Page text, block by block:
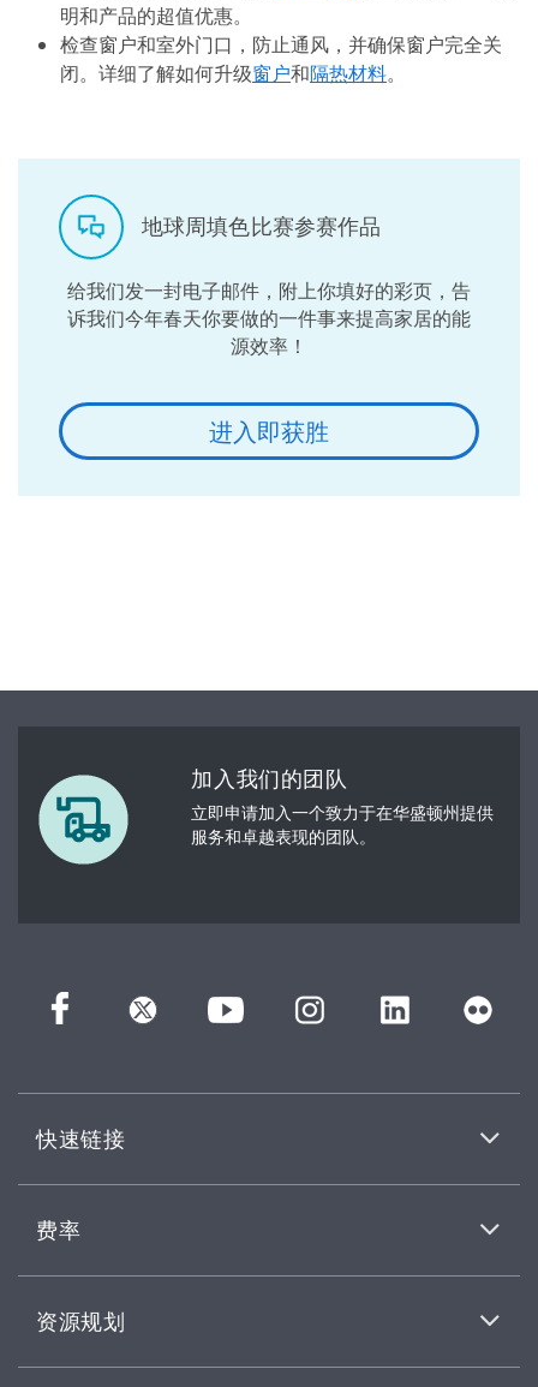
明和产品的超值优惠。
检查窗户和室外门口，防止通风，并确保窗户完全关
闭。详细了解如何升级窗户和隔热材料。
地球周填色比赛参赛作品
给我们发一封电子邮件，附上你填好的彩页，告
诉我们今年春天你要做的一件事来提高家居的能
源效率！
进入即获胜
加入我们的团队
立即申请加入一个致力于在华盛顿州提供
服务和卓越表现的团队。
快速链接
费率
资源规划